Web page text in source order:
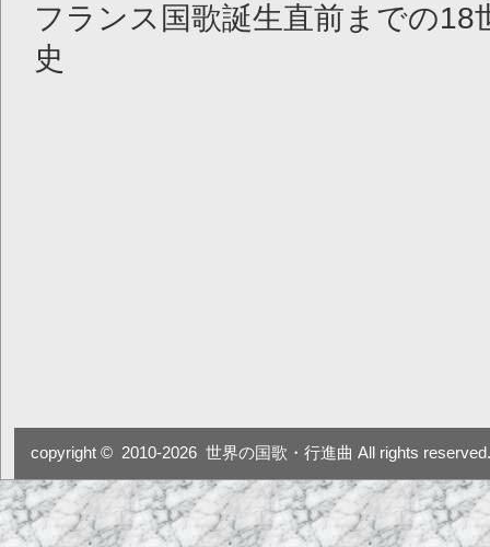
フランス国歌誕生直前までの18
史
copyright © 2010-2026 世界の国歌・行進曲 All rights reserved.